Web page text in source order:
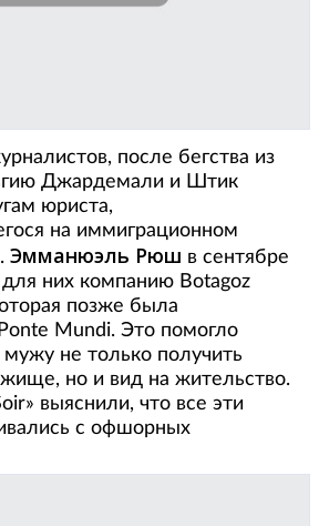
после бегства из
Джардемали и Штик
юриста,
на иммиграционном
Эмманюэль Рюш в сентябре
них компанию Botagoz
позже была
Mundi. Это помогло
не только получить
но и вид на жительство.
выяснили, что все эти
с офшорных